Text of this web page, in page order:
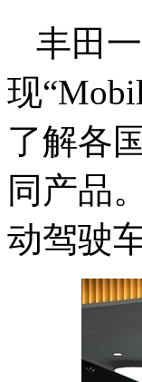
丰田
现
了解各
同产品
动驾驶